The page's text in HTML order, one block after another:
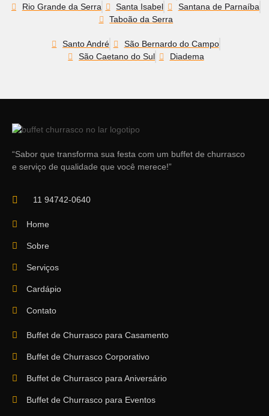
Rio Grande da Serra
Santa Isabel
Santana de Parnaíba
Taboão da Serra
Santo André
São Bernardo do Campo
São Caetano do Sul
Diadema
“Sabor que transforma sua festa com um buffet de churrasco
e serviço de qualidade que você merece!”
11 94742-0640
Home
Sobre
Serviços
Cardápio
Contato
Buffet de Churrasco para Casamento
Buffet de Churrasco Corporativo
Buffet de Churrasco para Aniversário
Buffet de Churrasco para Eventos